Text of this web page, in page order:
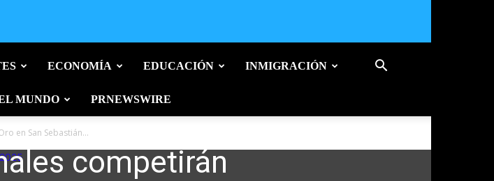
ECONOMÍA EDUCACIÓN INMIGRACIÓN
MUNDO PRNEWSWIRE
en San Sebastián...
competirán